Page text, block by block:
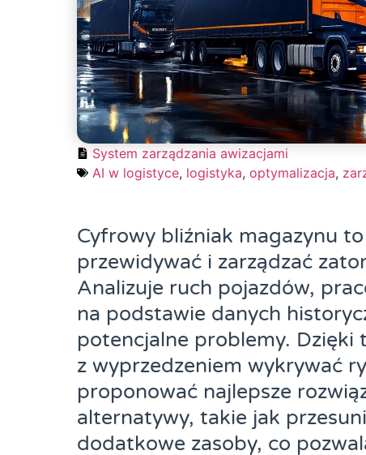
System zarządzania awizacjami
AI w logistyce, logistyka, optymalizacja,
Cyfrowy bliźniak magazynu
przewidywać i zarządzać
Analizuje ruch pojazdów,
na podstawie danych
potencjalne problemy. Dzięki
z wyprzedzeniem wykrywać
proponować najlepsze
alternatywy, takie jak
dodatkowe zasoby, co